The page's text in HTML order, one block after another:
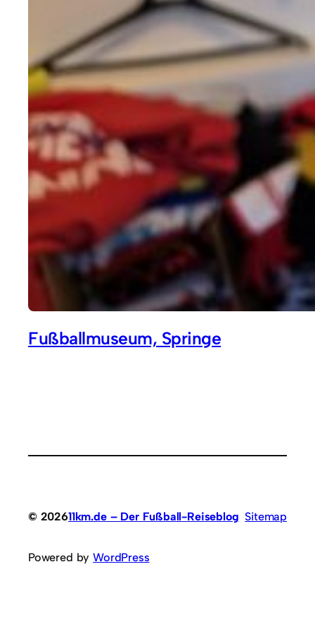
Fußballmuseum, Springe
© 202611km.de – Der Fußball-Reiseblog Sitemap
Powered byWordPress